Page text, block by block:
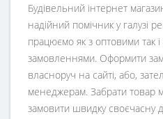
Будівельний інтернет
надійний помічник у галузі
працюємо як з оптовими так
замовленнями. Оформити
власноруч на сайті, або,
менеджерам. Забрати товар
замовити швидку своєчасну